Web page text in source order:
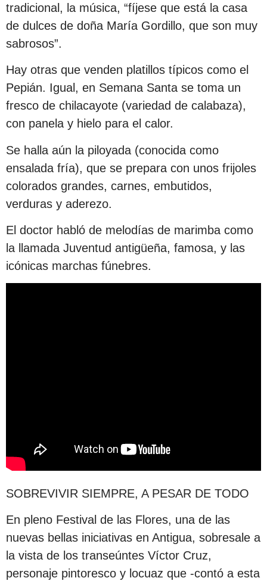
tradicional, la música, “fíjese que está la casa
de dulces de doña María Gordillo, que son muy
sabrosos”.
Hay otras que venden platillos típicos como el
Pepián. Igual, en Semana Santa se toma un
fresco de chilacayote (variedad de calabaza),
con panela y hielo para el calor.
Se halla aún la piloyada (conocida como
ensalada fría), que se prepara con unos frijoles
colorados grandes, carnes, embutidos,
verduras y aderezo.
El doctor habló de melodías de marimba como
la llamada Juventud antigüeña, famosa, y las
icónicas marchas fúnebres.
SOBREVIVIR SIEMPRE, A PESAR DE TODO
En pleno Festival de las Flores, una de las
nuevas bellas iniciativas en Antigua, sobresale a
la vista de los transeúntes Víctor Cruz,
personaje pintoresco y locuaz que -contó a esta